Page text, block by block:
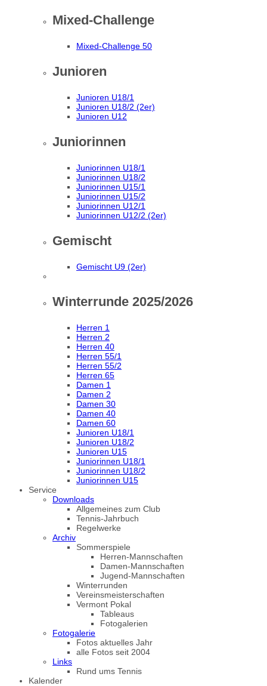
Mixed-Challenge
Mixed-Challenge 50
Junioren
Junioren U18/1
Junioren U18/2 (2er)
Junioren U12
Juniorinnen
Juniorinnen U18/1
Juniorinnen U18/2
Juniorinnen U15/1
Juniorinnen U15/2
Juniorinnen U12/1
Juniorinnen U12/2 (2er)
Gemischt
Gemischt U9 (2er)
Winterrunde 2025/2026
Herren 1
Herren 2
Herren 40
Herren 55/1
Herren 55/2
Herren 65
Damen 1
Damen 2
Damen 30
Damen 40
Damen 60
Junioren U18/1
Junioren U18/2
Junioren U15
Juniorinnen U18/1
Juniorinnen U18/2
Juniorinnen U15
Service
Downloads
Allgemeines zum Club
Tennis-Jahrbuch
Regelwerke
Archiv
Sommerspiele
Herren-Mannschaften
Damen-Mannschaften
Jugend-Mannschaften
Winterrunden
Vereinsmeisterschaften
Vermont Pokal
Tableaus
Fotogalerien
Fotogalerie
Fotos aktuelles Jahr
alle Fotos seit 2004
Links
Rund ums Tennis
Kalender